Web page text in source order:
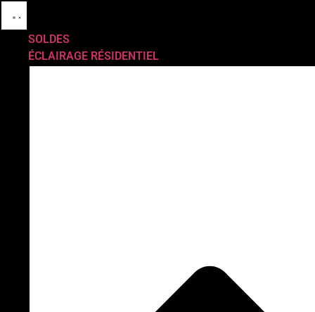
SOLDES
ÉCLAIRAGE RÉSIDENTIEL